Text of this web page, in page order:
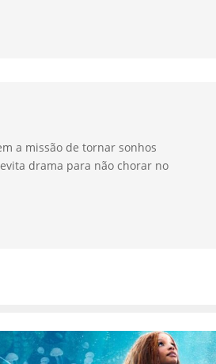
a missão de tornar sonhos
drama para não chorar no